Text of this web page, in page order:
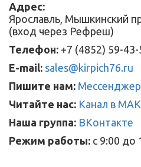
Адрес:
Ярославль, Мышкинский
(вход через Рефреш)
Телефон: +7 (4852) 59-43-
E-mail: sales@kirpich76.ru
Пишите нам:
Читайте нас: Канал в
Наша группа: ВКонтакте
Режим работы: с 9:00